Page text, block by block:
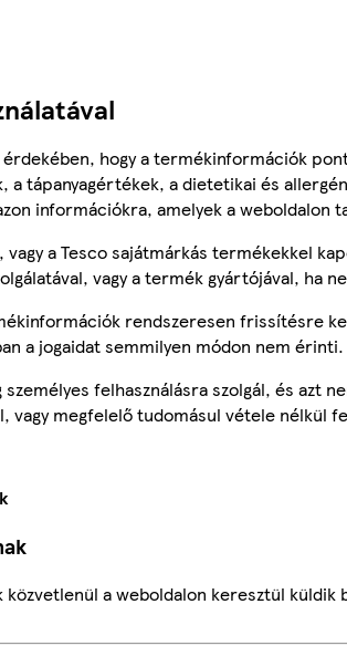
hogy a termékinformációk
a tápanyagértékek, a dietetikai és
információkra, amelyek a weboldalon
vagy a Tesco sajátmárkás termékekkel
vagy a termék gyártójával, ha
rendszeresen frissítésre
a jogaidat semmilyen módon nem érinti.
felhasználásra szolgál, és azt
vagy megfelelő tudomásul vétele nélkül
a weboldalon keresztül